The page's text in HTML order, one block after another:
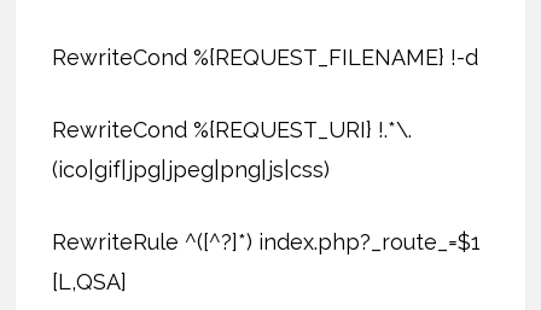
RewriteCond %{REQUEST_FILENAME} !-d
RewriteCond %{REQUEST_URI} !.*\.
(ico|gif|jpg|jpeg|png|js|css)
RewriteRule ^([^?]*) index.php?_route_=$1
[L,QSA]